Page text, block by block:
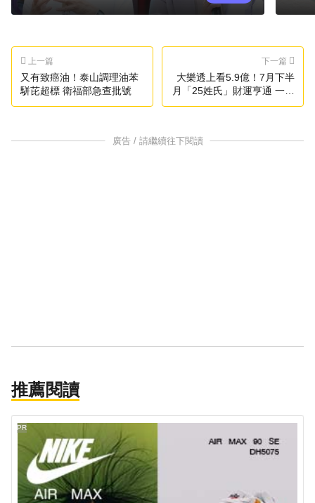
上一篇
又有致癌油！泰山調理油苯
駢芘超標 衛福部急查批號
下一篇
大樂透上看5.9億！7月下半
月「25姓氏」財運亨通 一路
旺到鬼門開
廣告 / 請繼續往下閱讀
推薦閱讀
PR